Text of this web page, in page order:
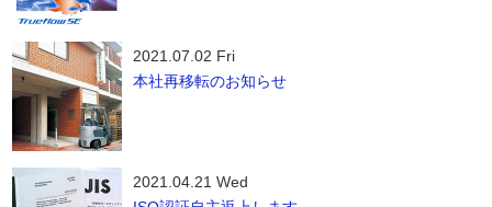
2021.07.02 Fri
本社再移転のお知らせ
2021.04.21 Wed